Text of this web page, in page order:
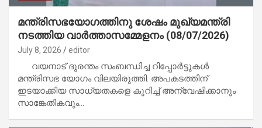
മന്ത്രിസഭയോഗത്തിനു ശേഷം മുഖ്യമന്ത്രി
നടത്തിയ വാര്‍ത്താസമ്മേളനം (08/07/2026)
July 8, 2026 editor
വയനാട് ദുരന്തം സംബന്ധിച്ച റിപ്പോര്‍ട്ടുകള്‍
മന്ത്രിസഭ യോഗം വിലയിരുത്തി. അപകടത്തിന്
ഇടയാക്കിയ സാധ്യതകളെ കുറിച്ച് അന്വേഷിക്കാനും
സാങ്കേതികവും…